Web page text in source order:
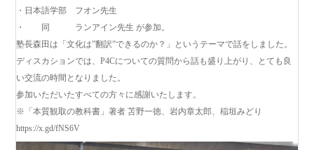
・日本語学部 フオン先生
・ 同 ランアイン先生 が参加。
塾長森田は「文化は”翻訳”できるのか？」というテーマで話をしました。
ディスカションでは、P4Cについての質問から話も盛り上がり、とても良
い交流の時間となりました。
参加いただいたすべての方々に感謝いたします。
※「本質観取の教科書」著者 苫野一徳、岩内章太郎、稲垣みどり
https://x.gd/fNS6V